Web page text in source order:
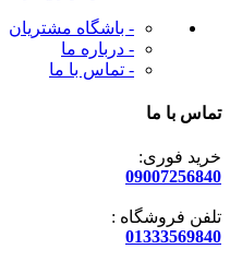
- باشگاه مشتریان
- درباره ما
- تماس با ما
تماس با ما
خرید فوری:
09007256840
تلفن فروشگاه :
01333569840